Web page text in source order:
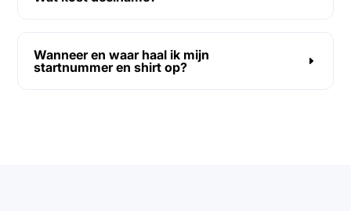
Wanneer en waar haal ik mijn
startnummer en shirt op?